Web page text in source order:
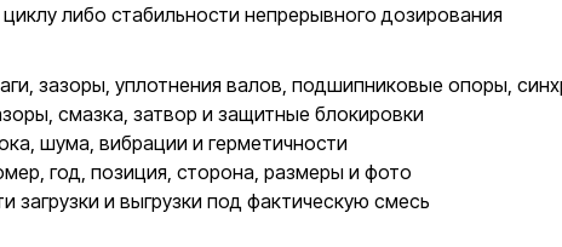
либо стабильности непрерывного дозирования
зазоры, уплотнения валов, подшипниковые опоры,
смазка, затвор и защитные блокировки
шума, вибрации и герметичности
год, позиция, сторона, размеры и фото
загрузки и выгрузки под фактическую смесь